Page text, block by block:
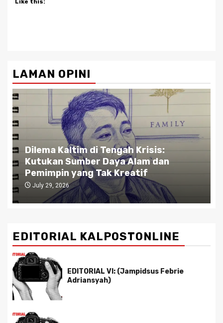
Like this:
LAMAN OPINI
Dilema Kaltim di Tengah Krisis:
Kutukan Sumber Daya Alam dan
Pemimpin yang Tak Kreatif
July 29, 2026
EDITORIAL KALPOSTONLINE
EDITORIAL VI: (Jampidsus Febrie
Adriansyah)